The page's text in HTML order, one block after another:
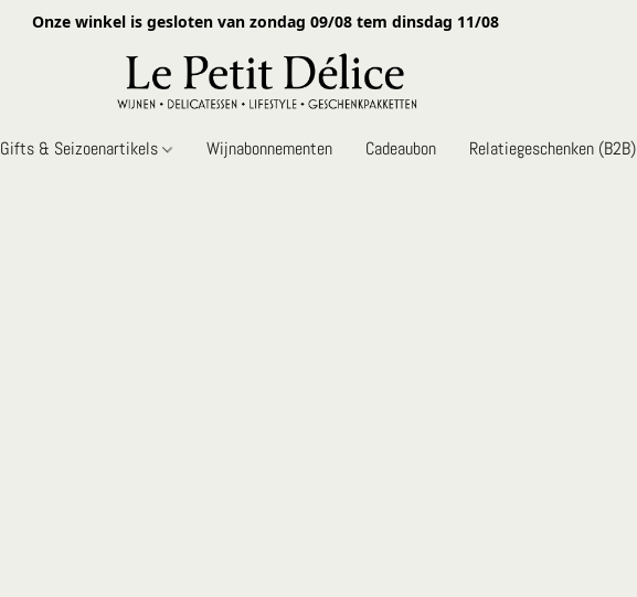
Onze winkel is gesloten van zondag 09/08 tem dinsdag 11/08
Gifts & Seizoenartikels Wijnabonnementen Cadeaubon Relatiegeschenken (B2B)